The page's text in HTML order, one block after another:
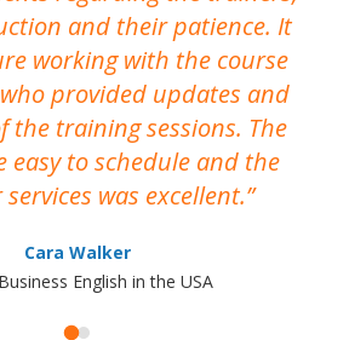
and their patience. It
working with the course
provided updates and
the training sessions. The
easy to schedule and the
was excellent.
Cara Walker
English in the USA